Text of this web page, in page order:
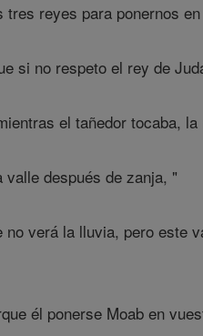
reyes para ponernos
si no respeto el rey de
el tañedor tocaba,
después de zanja, "
verá la lluvia, pero este
él ponerse Moab en